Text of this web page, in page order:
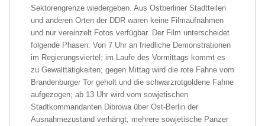
Sektorengrenze wiedergeben. Aus Ostberliner Stadtteilen
und anderen Orten der DDR waren keine Filmaufnahmen
und nur vereinzelt Fotos verfügbar. Der Film unterscheidet
folgende Phasen: Von 7 Uhr an friedliche Demonstrationen
im Regierungsviertel; im Laufe des Vormittags kommt es
zu Gewalttätigkeiten; gegen Mittag wird die rote Fahne vom
Brandenburger Tor geholt und die schwarzrotgoldene Fahne
aufgezogen; ab 13 Uhr wird vom sowjetischen
Stadtkommandanten Dibrowa über Ost-Berlin der
Ausnahmezustand verhängt; mehrere sowjetische Panzer